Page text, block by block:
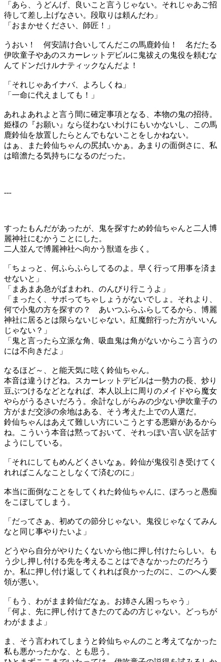
「あら、うどんげ、良いこと言うじゃない。それじゃあご招
待して差し上げなさい。段取りは頼んだわ」
「おまかせください、師匠！」
うおい！ 何安請け合いしてんだこの馬鹿鈴仙！ 名だたる
伊吹童子やあのスカーレットデビルに鬼祓えの鬼役を頼むな
んてドンだけルナティックなんだよ！
「それじゃあイナバ、よろしくね」
「一命に代えましても！」
あれよあれよと言う間に確定事項となる、本物の鬼の招待。
姫様の『お願い』なら従わないわけにもいかないし、この馬
鹿鈴仙を放置したらとんでもないことをしかねない。
はぁ、また鈴仙ちゃんの尻拭いかぁ。あまりの面倒さに、私
は暗澹たる気持ちになるのだった。
---
すったもんだがあったが、鬼を探すため鈴仙ちゃんと二人博
麗神社にむかうことにした。
二人並んで博麗神社へ向かう獣道を歩く。
「ちょっと、何ふらふらしてるのよ。早く行って用事を済ま
せないと」
「まあまあ急がばまわれ、のんびり行こうよ」
「まったく、サボってちゃしょうがないでしょ。それより、
何で小鬼の方を探すの？ あいつふらふらしてるから、博麗
神社に居るとは限らないじゃない。紅魔館行った方がいいん
じゃない？」
「鬼と言ったら立派な角、吸血鬼は角がないからこう言うの
には不向きだよ」
なるほど～、と能天気に呟く鈴仙ちゃん。
本音は違うけどね。スカーレットデビルは一勢力の長、炒り
豆ぶつけるなどとなれば、本人以上に周りのメイドやら魔女
やらがうるさいだろう。余計なしがらみの少ない伊吹童子の
方がまだ交渉の余地はある、そう考えた上での人選だ。
鈴仙ちゃんはあえて難しい方にいこうとする悪癖があるから
ね。こういう本音は黙っておいて、それっぽい言い訳を話す
ようにしている。
「それにしてもめんどくさいなぁ。鈴仙が鬼役引き受けてく
れればこんなことしなくて済むのに」
本当に面倒なことをしてくれた鈴仙ちゃんに、ぽろっと愚痴
をこぼしてしまう。
「だってさぁ、初めての節分じゃない。鬼役じゃなくてみん
なと同じ事やりたいよ」
どうやら自分がやりたくないから他に押し付けたらしい。も
う少し押し付ける先を考えることはできなかったのだろう
か。私に押し付け返してくれれば良かったのに、このへん要
領が悪い。
「もう、わがまま鈴仙だなぁ。お姉さん困っちゃう」
「何よ、先に押し付けてきたのてゐの方じゃない。どっちが
わがままよ」
ま、そう言われてしまうと鈴仙ちゃんのこと考えてなかった
私も悪かったかな、とも思う。